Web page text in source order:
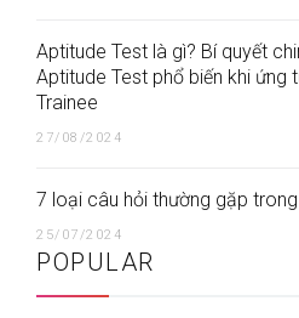
Aptitude Test là gì? Bí quyết
Aptitude Test phổ biến khi ứng
Trainee
27/08/2024
7 loại câu hỏi thường gặp
25/07/2024
POPULAR